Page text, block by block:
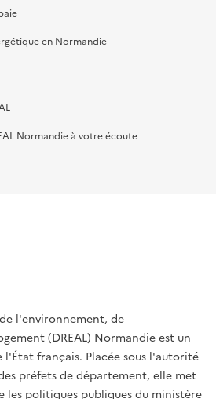
en Normandie
Normandie à votre écoute
l'environnement, de
(DREAL) Normandie est un
français. Placée sous l'autorité
préfets de département, elle met
politiques publiques du ministère